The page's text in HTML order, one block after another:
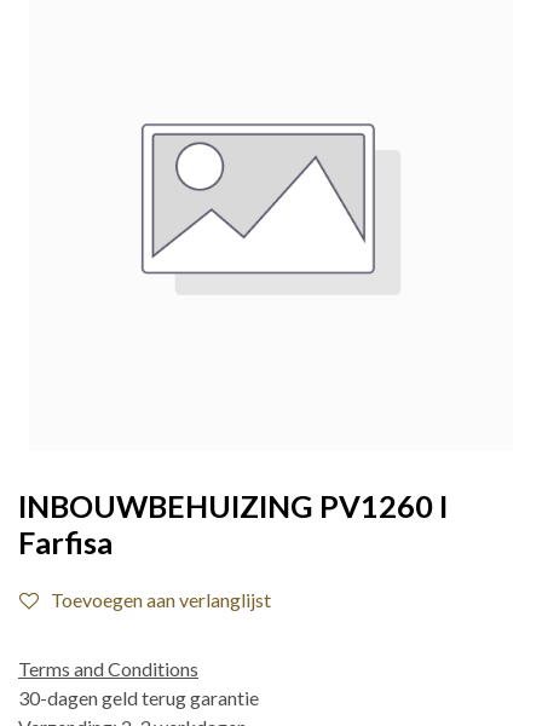
INBOUWBEHUIZING PV1260 I
Farfisa
Toevoegen aan verlanglijst
Terms and Conditions
30-dagen geld terug garantie